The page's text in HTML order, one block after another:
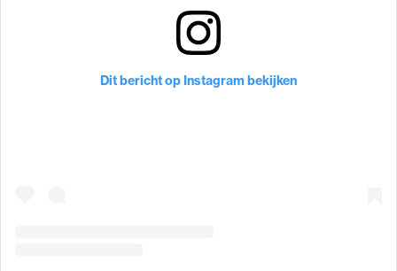
Dit bericht op Instagram bekijken